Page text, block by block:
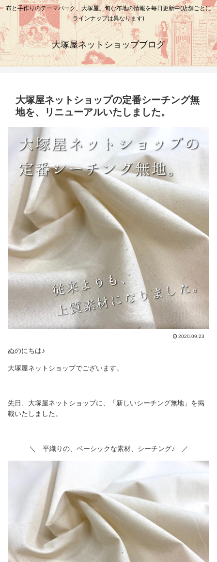
布と手作りのテーマパーク、大塚屋。旬な布地の情報を毎日更新中(店舗ごとに
ラインナップは異なります)
大塚屋ネットショップブログ
大塚屋ネットショップの定番シーチング無
地を、リニューアルいたしました。
2020.09.23
ぬのにちは♪
大塚屋ネットショップでございます。
先日、大塚屋ネットショップに、「新しいシーチング無地」を掲
載いたしました。
＼ 平織りの、ベーシックな素材、シーチング♪ ／